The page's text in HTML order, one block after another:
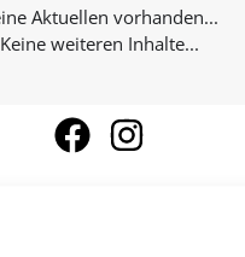
Keine weiteren Inhalte...